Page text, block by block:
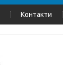
Контакти